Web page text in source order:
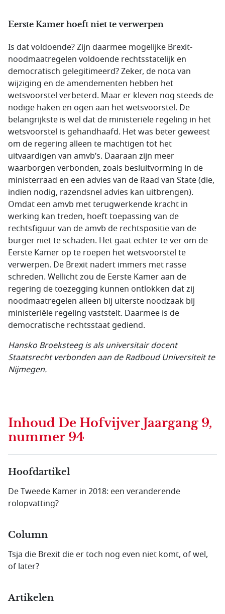
Eerste Kamer hoeft niet te verwerpen
Is dat voldoende? Zijn daarmee mogelijke Brexit-
noodmaatregelen voldoende rechtsstatelijk en
democratisch gelegitimeerd? Zeker, de nota van
wijziging en de amendementen hebben het
wetsvoorstel verbeterd. Maar er kleven nog steeds de
nodige haken en ogen aan het wetsvoorstel. De
belangrijkste is wel dat de ministeriële regeling in het
wetsvoorstel is gehandhaafd. Het was beter geweest
om de regering alleen te machtigen tot het
uitvaardigen van amvb’s. Daaraan zijn meer
waarborgen verbonden, zoals besluitvorming in de
ministerraad en een advies van de Raad van State (die,
indien nodig, razendsnel advies kan uitbrengen).
Omdat een amvb met terugwerkende kracht in
werking kan treden, hoeft toepassing van de
rechtsfiguur van de amvb de rechtspositie van de
burger niet te schaden. Het gaat echter te ver om de
Eerste Kamer op te roepen het wetsvoorstel te
verwerpen. De Brexit nadert immers met rasse
schreden. Wellicht zou de Eerste Kamer aan de
regering de toezegging kunnen ontlokken dat zij
noodmaatregelen alleen bij uiterste noodzaak bij
ministeriële regeling vaststelt. Daarmee is de
democratische rechtsstaat gediend.
Hansko Broeksteeg is als universitair docent
Staatsrecht verbonden aan de Radboud Universiteit te
Nijmegen.
Inhoud De Hofvijver Jaargang 9,
nummer 94
Hoofdartikel
De Tweede Kamer in 2018: een veranderende
rolopvatting?
Column
Tsja die Brexit die er toch nog even niet komt, of wel,
of later?
Artikelen